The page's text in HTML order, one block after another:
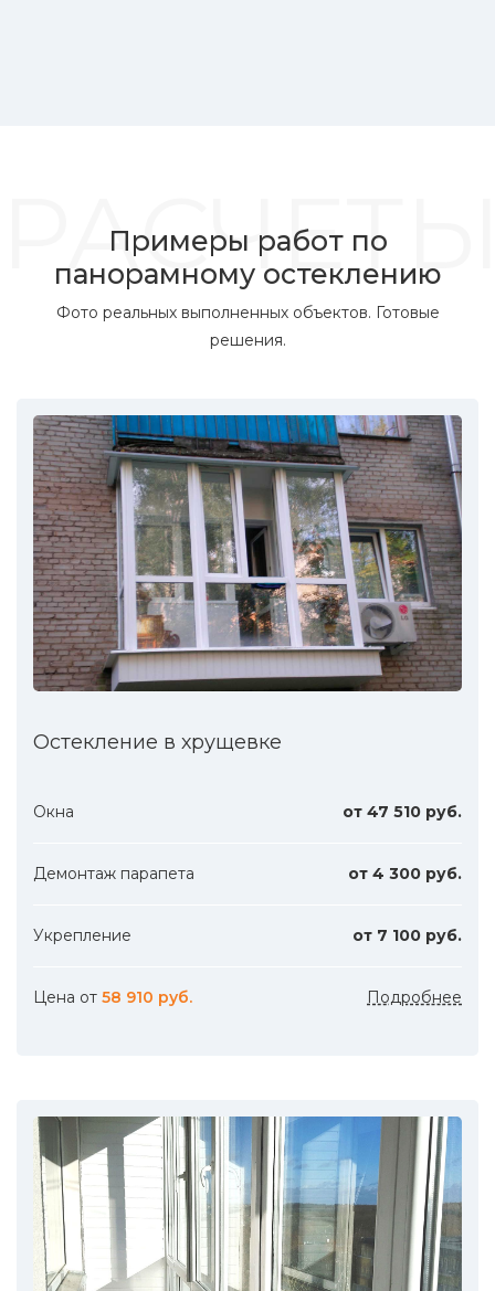
Примеры работ по
панорамному остеклению
Фото реальных выполненных объектов. Готовые
решения.
Остекление в хрущевке
Окна от 47 510 руб.
Демонтаж парапета от 4 300 руб.
Укрепление от 7 100 руб.
Цена от 58 910 руб. Подробнее